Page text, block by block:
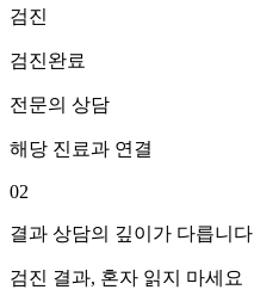
검진
검진완료
전문의 상담
해당 진료과 연결
02
결과 상담의 깊이가 다릅니다
검진 결과, 혼자 읽지 마세요